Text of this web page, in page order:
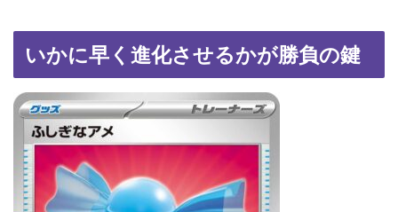
いかに早く進化させるかが勝負の鍵